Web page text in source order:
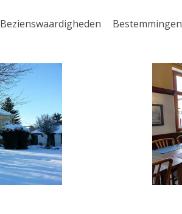
Bezienswaardigheden Bestemmingen